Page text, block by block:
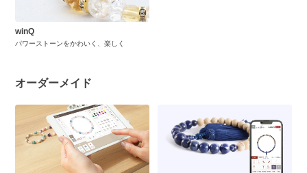
winQ
パワーストーンをかわいく、楽しく
オーダーメイド